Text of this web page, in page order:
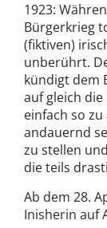
1923:
Bürgerkrieg
(fiktiven)
unberührt.
kündigt dem
auf gleich
einfach so
andauernd
zu stellen
die teils
Ab dem 28.
Inisherin auf